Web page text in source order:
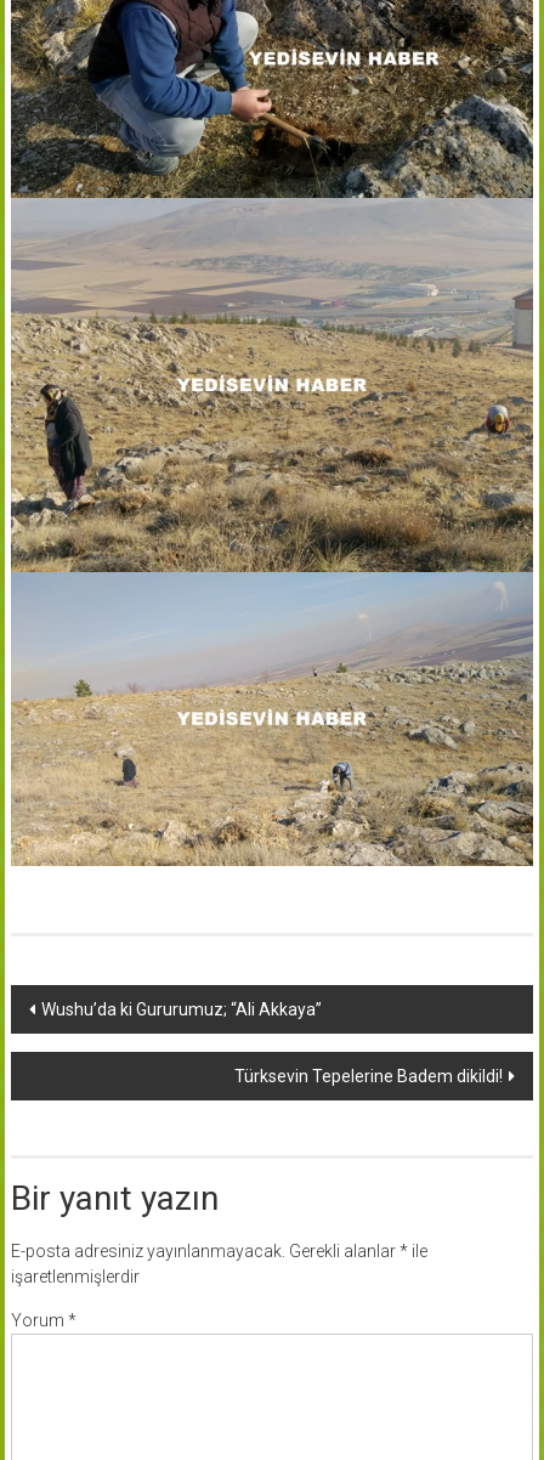
Yazı
dolaşımı
Wushu’da ki Gururumuz; “Ali Akkaya”
Türksevin Tepelerine Badem dikildi!
Bir yanıt yazın
E-posta adresiniz yayınlanmayacak. Gerekli alanlar*ile
işaretlenmişlerdir
Yorum *